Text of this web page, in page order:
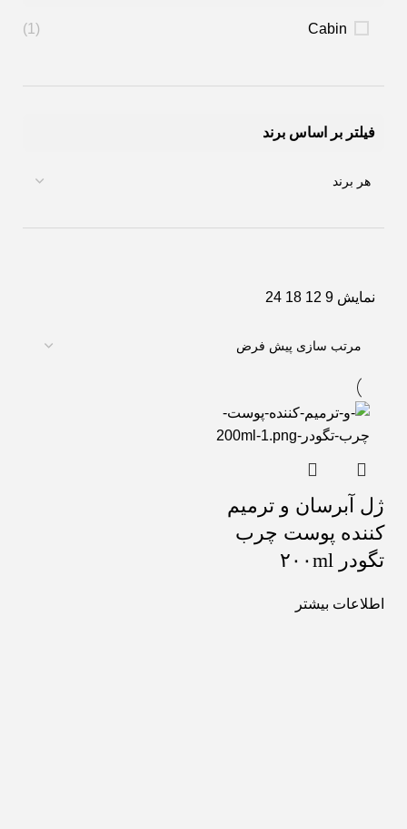
Cabin
(1)
فیلتر بر اساس برند
نمایش 9
12
18
24
ژل آبرسان و ترمیم
کننده پوست چرب
تگودر ۲۰۰ml
اطلاعات بیشتر